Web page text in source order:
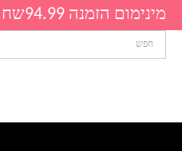
מינימום הזמנה 94.99שח | משלוח חינם מעל 199.99שח